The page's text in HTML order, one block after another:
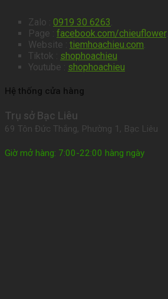
Zalo : 0919 30 6263.
Page : facebook.com/chieuflower.
Website : tiemhoachieu.com.
Tiktok : shophoachieu
Youtube : shophoachieu
Hệ thống cửa hàng
Trụ sở Bạc Liêu
69 Tôn Đức Thắng, Phường 1, Bạc Liêu
Giờ mở hàng: 7:00-22:00 hàng ngày